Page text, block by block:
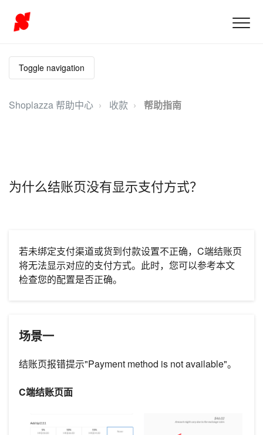
Toggle navigation
Shoplazza 帮助中心 收款 帮助指南
为什么结账页没有显示支付方式？
若未绑定支付渠道或货到付款设置不正确，C端结账页
将无法显示对应的支付方式。此时，您可以参考本文
检查您的配置是否正确。
场景一
结账页报错提示"Payment method is not available"。
C端结账页面